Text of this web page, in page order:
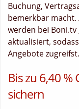
Buchung,
bemerkbar macht.
werden bei
aktualisiert,
Angebote zugreifst.
Bis zu 6,40 %
sichern